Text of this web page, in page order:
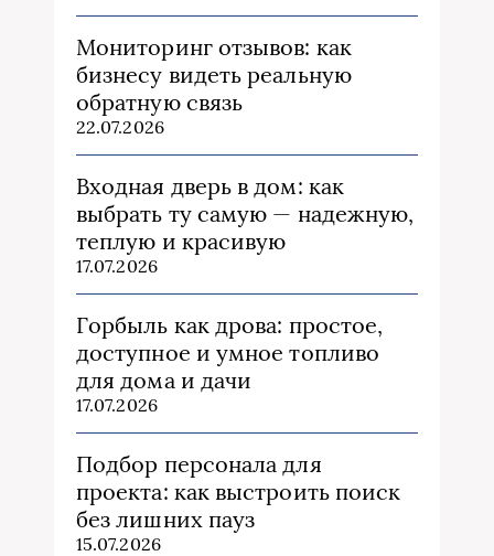
Мониторинг отзывов: как
бизнесу видеть реальную
обратную связь
22.07.2026
Входная дверь в дом: как
выбрать ту самую — надежную,
теплую и красивую
17.07.2026
Горбыль как дрова: простое,
доступное и умное топливо
для дома и дачи
17.07.2026
Подбор персонала для
проекта: как выстроить поиск
без лишних пауз
15.07.2026